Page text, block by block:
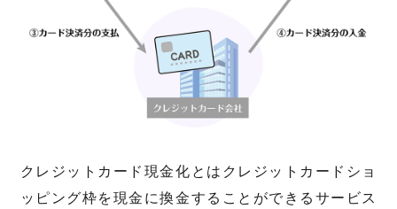
クレジットカード現金化とはクレジットカードショ
ッピング枠を現金に換金することができるサービス